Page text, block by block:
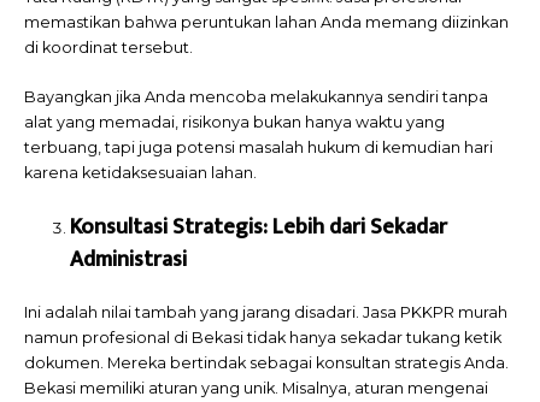
memastikan bahwa peruntukan lahan Anda memang diizinkan
di koordinat tersebut.
Bayangkan jika Anda mencoba melakukannya sendiri tanpa
alat yang memadai, risikonya bukan hanya waktu yang
terbuang, tapi juga potensi masalah hukum di kemudian hari
karena ketidaksesuaian lahan.
Konsultasi Strategis: Lebih dari Sekadar
Administrasi
Ini adalah nilai tambah yang jarang disadari. Jasa PKKPR murah
namun profesional di Bekasi tidak hanya sekadar tukang ketik
dokumen. Mereka bertindak sebagai konsultan strategis Anda.
Bekasi memiliki aturan yang unik. Misalnya, aturan mengenai